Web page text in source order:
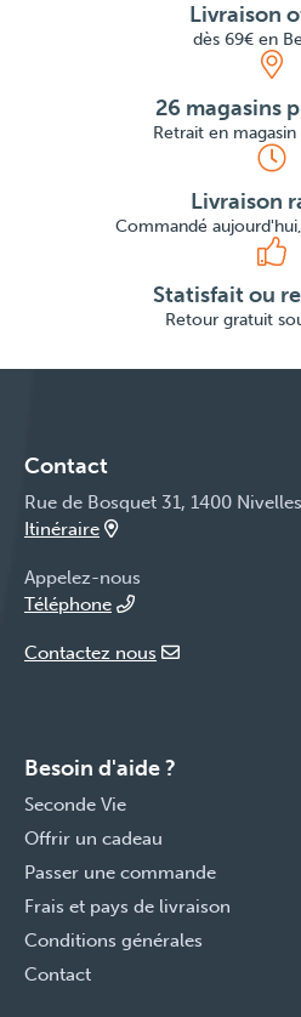
Livraison
dès 69€ en
26 magasins
Retrait en
Livraison
Commandé
Statisfait ou
Retour gratuit
Contact
Rue de Bosquet 31, 1400 Nivelles
Itinéraire
Appelez-nous
Téléphone
Contactez nous
Besoin d'aide ?
Seconde Vie
Offrir un cadeau
Passer une commande
Frais et pays de livraison
Conditions générales
Contact